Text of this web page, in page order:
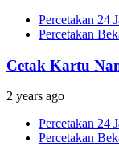
Percetakan 24
Percetakan
Cetak Kartu
2 years ago
Percetakan 24
Percetakan